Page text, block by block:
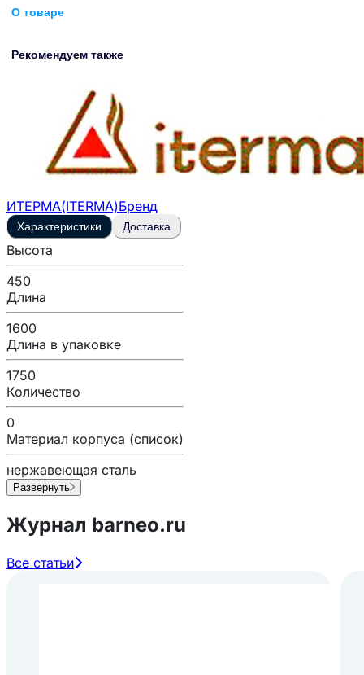
О товаре
Рекомендуем также
ИТЕРМА(ITERMA)Бренд
Характеристики Доставка
Высота
450
Длина
1600
Длина в упаковке
1750
Количество
0
Материал корпуса (список)
нержавеющая сталь
Развернуть
Журнал barneo.ru
Все статьи